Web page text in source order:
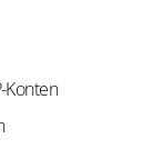
Konten